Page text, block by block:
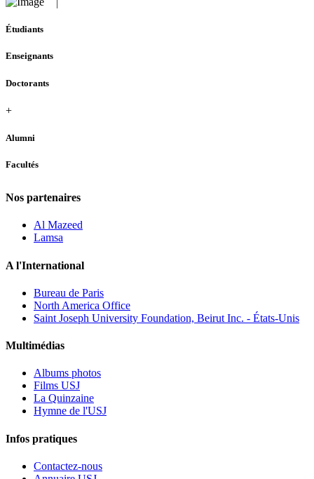
Étudiants
Enseignants
Doctorants
+
Alumni
Facultés
Nos partenaires
Al Mazeed
Lamsa
A l'International
Bureau de Paris
North America Office
Saint Joseph University Foundation, Beirut Inc. - États-Unis
Multimédias
Albums photos
Films USJ
La Quinzaine
Hymne de l'USJ
Infos pratiques
Contactez-nous